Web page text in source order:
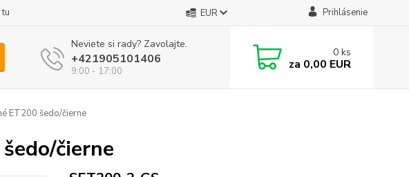
EUR Prihlásenie
Neviete si rady? Zavolajte.
+421905101406
9:00 - 17:00
0 ks
za 0,00 EUR
ET200 šedo/čierne
čierne